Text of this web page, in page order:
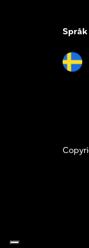
Språk